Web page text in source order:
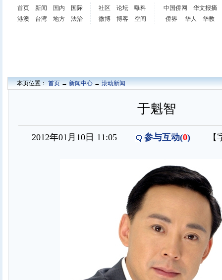
首页 新闻 国内
国际
港澳
台湾 地方 法治
社区 论坛
曝料
微博
博客 空间
中国侨网
华文报摘
侨界
华人 华教
本页位置：首页→新闻中心→滚动新闻
于魁智
2012年01月10日 11:05 参与互动(0)【字